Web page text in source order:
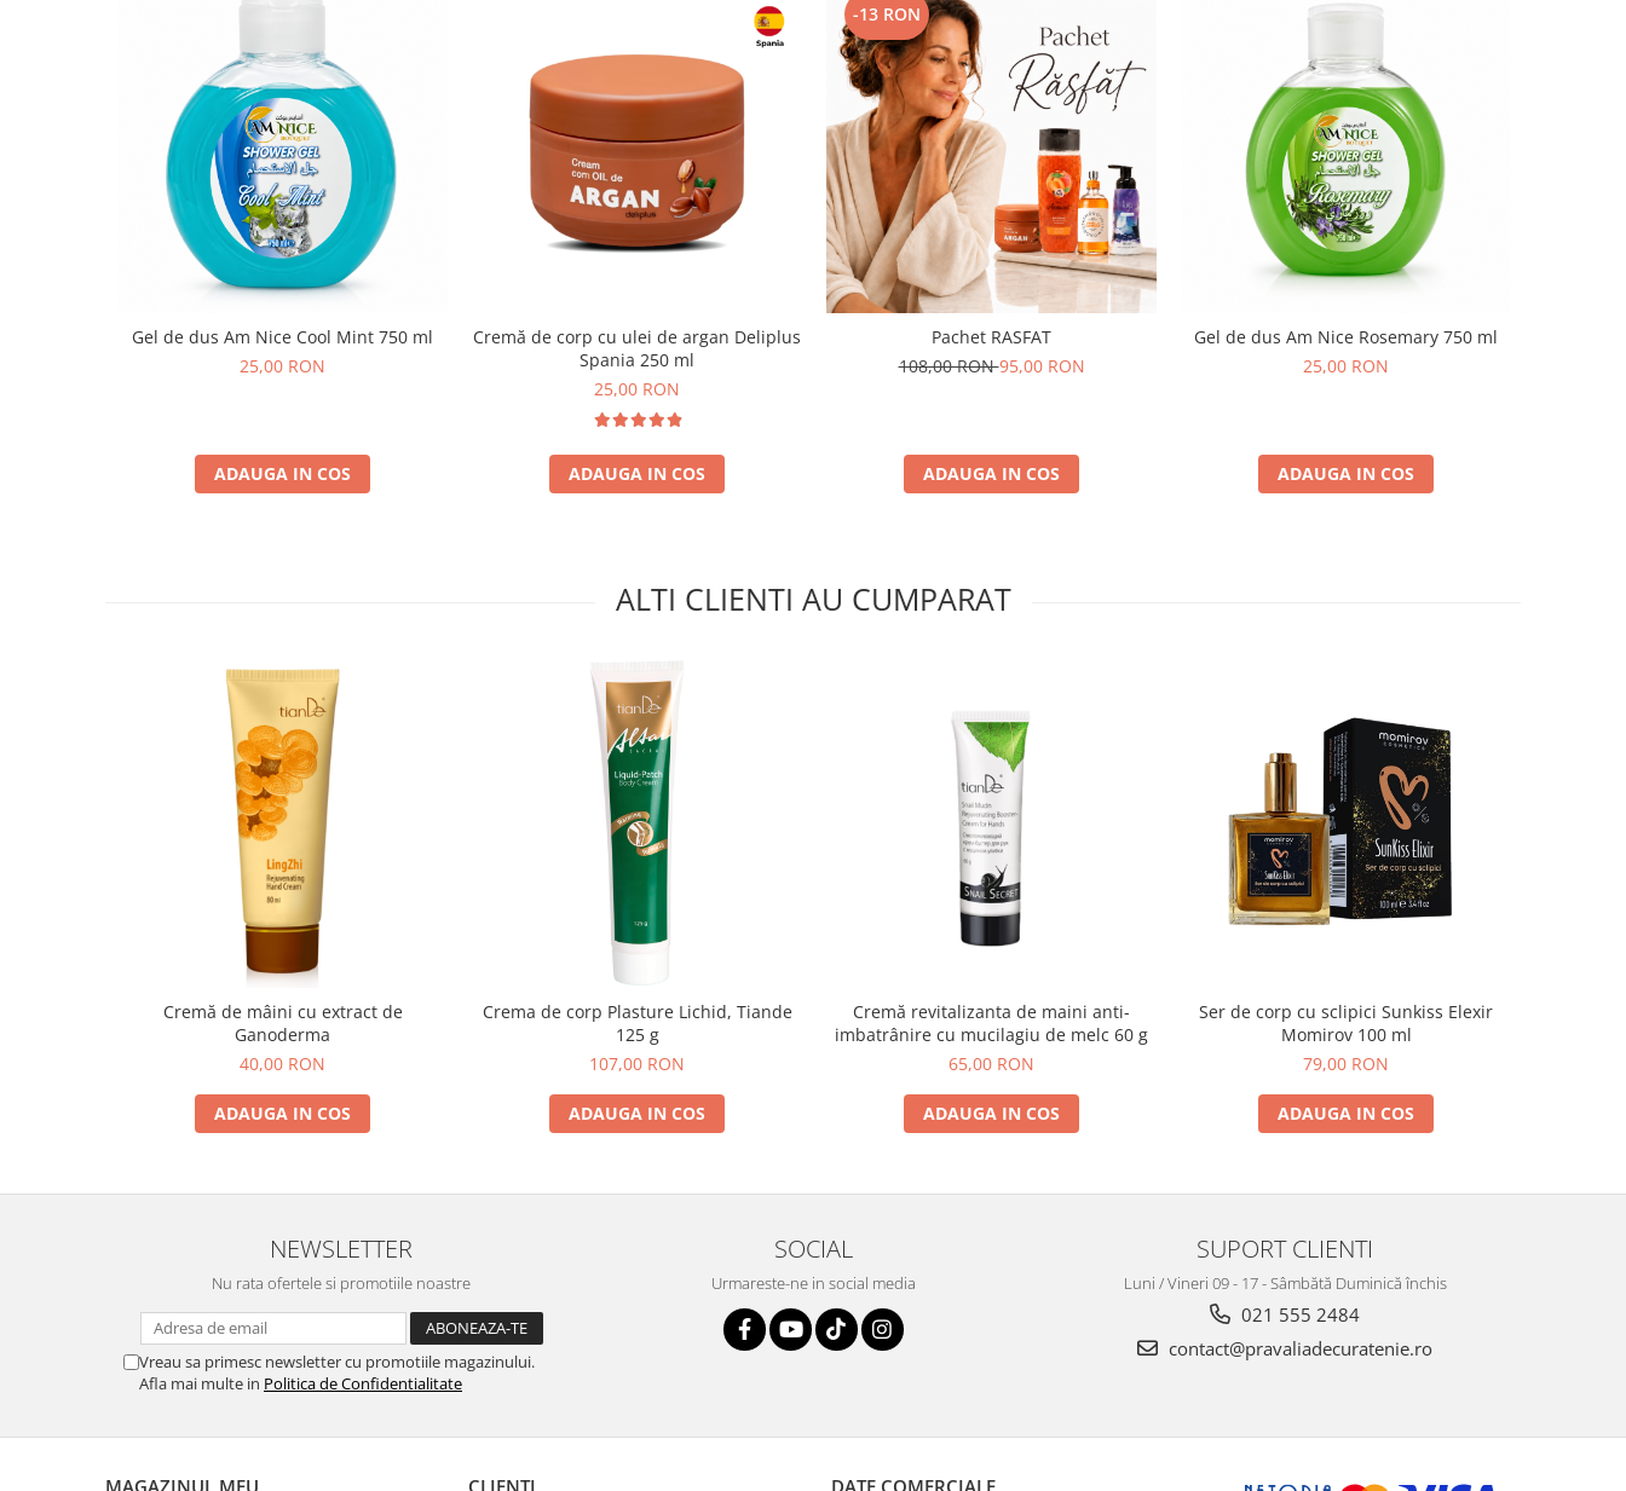
Gel de dus Am Nice Cool Mint 750 ml
25,00 RON
ADAUGA IN COS
Cremă de corp cu ulei de argan Deliplus
Spania 250 ml
25,00 RON
ADAUGA IN COS
-13 RON
Pachet RASFAT
108,00 RON95,00 RON
ADAUGA IN COS
Gel de dus Am Nice Rosemary 750 ml
25,00 RON
ADAUGA IN COS
ALTI CLIENTI AU CUMPARAT
Cremă de mâini cu extract de
Ganoderma
40,00 RON
ADAUGA IN COS
Crema de corp Plasture Lichid, Tiande
125 g
107,00 RON
ADAUGA IN COS
Cremă revitalizanta de maini anti-
imbatrânire cu mucilagiu de melc 60 g
65,00 RON
ADAUGA IN COS
Ser de corp cu sclipici Sunkiss Elexir
Momirov 100 ml
79,00 RON
ADAUGA IN COS
NEWSLETTER
Nu rata ofertele si promotiile noastre
Vreau sa primesc newsletter cu promotiile magazinului.
Afla mai multe in Politica de Confidentialitate
SOCIAL
Urmareste-ne in social media
SUPORT CLIENTI
Luni / Vineri 09 - 17 - Sâmbătă Duminică închis
021 555 2484
contact@pravaliadecuratenie.ro
MAGAZINUL MEU CLIENTI DATE COMERCIALE